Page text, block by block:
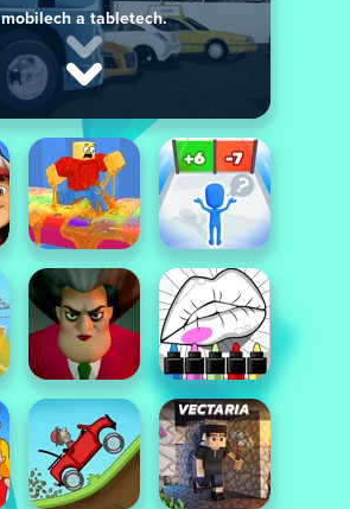
mobilech a tabletech.